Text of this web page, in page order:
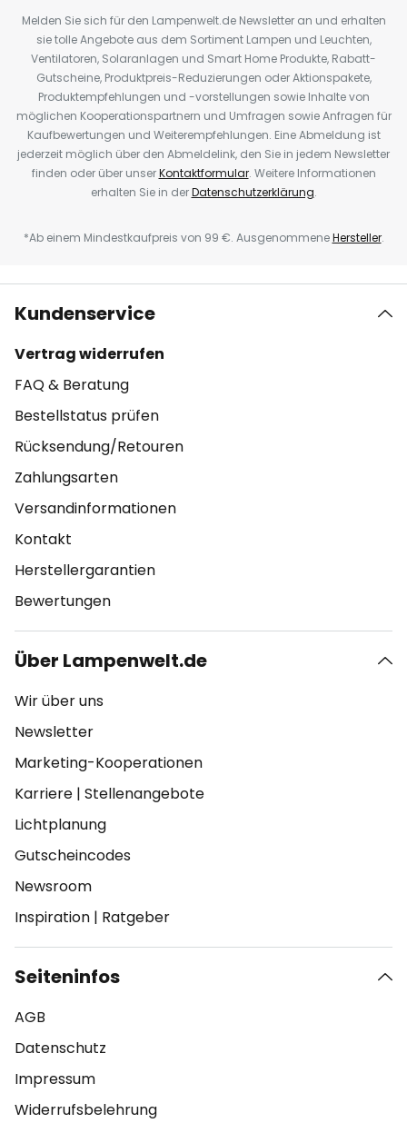
Melden Sie sich für den Lampenwelt.de Newsletter an und erhalten
sie tolle Angebote aus dem Sortiment Lampen und Leuchten,
Ventilatoren, Solaranlagen und Smart Home Produkte, Rabatt-
Gutscheine, Produktpreis-Reduzierungen oder Aktionspakete,
Produktempfehlungen und -vorstellungen sowie Inhalte von
möglichen Kooperationspartnern und Umfragen sowie Anfragen für
Kaufbewertungen und Weiterempfehlungen. Eine Abmeldung ist
jederzeit möglich über den Abmeldelink, den Sie in jedem Newsletter
finden oder über unserKontaktformular. Weitere Informationen
erhalten Sie in derDatenschutzerklärung.
*Ab einem Mindestkaufpreis von 99 €. AusgenommeneHersteller.
Kundenservice
Vertrag widerrufen
FAQ & Beratung
Bestellstatus prüfen
Rücksendung/Retouren
Zahlungsarten
Versandinformationen
Kontakt
Herstellergarantien
Bewertungen
Über Lampenwelt.de
Wir über uns
Newsletter
Marketing-Kooperationen
Karriere | Stellenangebote
Lichtplanung
Gutscheincodes
Newsroom
Inspiration | Ratgeber
Seiteninfos
AGB
Datenschutz
Impressum
Widerrufsbelehrung